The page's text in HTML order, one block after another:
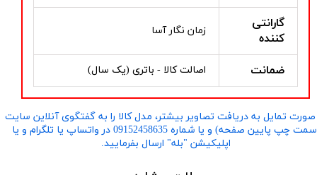
گارانتی
کننده
زمان نگار آسا
ضمانت اصالت کالا - باتری (یک سال)
تمایل به دریافت تصاویر بیشتر، مدل کالا را به گفتگوی آنلاین سایت
​​​​​​​(سمت چپ پایین صفحه) و یا شماره 09152458635 در واتساپ یا تلگرام و یا
اپلیکیشن "بله" ارسال بفرمایید.